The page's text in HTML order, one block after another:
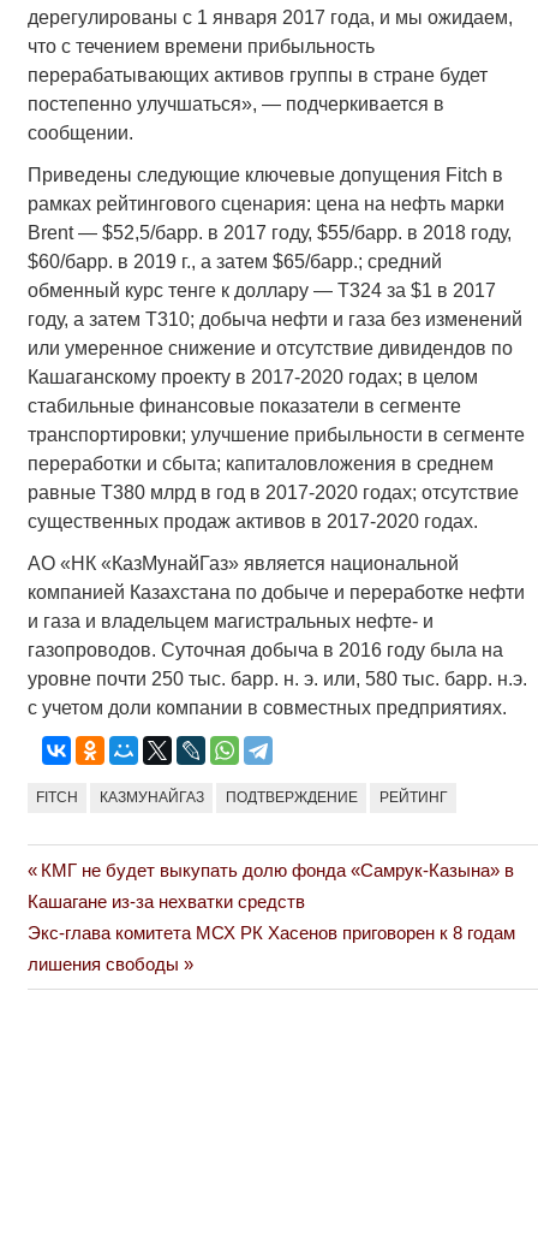
дерегулированы с 1 января 2017 года, и мы ожидаем,
что с течением времени прибыльность
перерабатывающих активов группы в стране будет
постепенно улучшаться», — подчеркивается в
сообщении.
Приведены следующие ключевые допущения Fitch в
рамках рейтингового сценария: цена на нефть марки
Brent — $52,5/барр. в 2017 году, $55/барр. в 2018 году,
$60/барр. в 2019 г., а затем $65/барр.; средний
обменный курс тенге к доллару — Т324 за $1 в 2017
году, а затем Т310; добыча нефти и газа без изменений
или умеренное снижение и отсутствие дивидендов по
Кашаганскому проекту в 2017-2020 годах; в целом
стабильные финансовые показатели в сегменте
транспортировки; улучшение прибыльности в сегменте
переработки и сбыта; капиталовложения в среднем
равные Т380 млрд в год в 2017-2020 годах; отсутствие
существенных продаж активов в 2017-2020 годах.
АО «НК «КазМунайГаз» является национальной
компанией Казахстана по добыче и переработке нефти
и газа и владельцем магистральных нефте- и
газопроводов. Суточная добыча в 2016 году была на
уровне почти 250 тыс. барр. н. э. или, 580 тыс. барр. н.э.
с учетом доли компании в совместных предприятиях.
FITCH КАЗМУНАЙГАЗ ПОДТВЕРЖДЕНИЕ РЕЙТИНГ
Навигация
по
записям
Previous
Post:
КМГ не будет выкупать долю фонда «Самрук-Казына» в
Кашагане из-за нехватки средств
Next
Post:
Экс-глава комитета МСХ РК Хасенов приговорен к 8 годам
лишения свободы